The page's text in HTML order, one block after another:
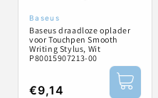
Verkoper:
Baseus
Baseus draadloze oplader
voor Touchpen Smooth
Writing Stylus, Wit
P80015907213-00
Normale
€9,14